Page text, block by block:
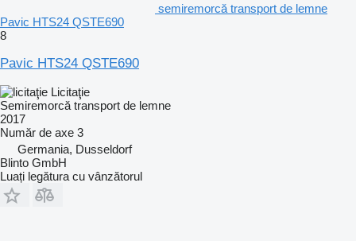
semiremorcă transport de lemne
Pavic HTS24 QSTE690
8
Pavic HTS24 QSTE690
Licitaţie
Semiremorcă transport de lemne
2017
Număr de axe 3
Germania, Dusseldorf
Blinto GmbH
Luați legătura cu vânzătorul